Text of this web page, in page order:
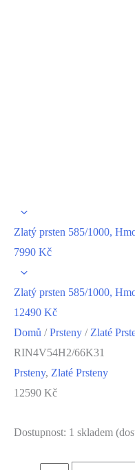
Zlatý prsten 585/1000,
7990 Kč
Zlatý prsten 585/1000,
12490 Kč
Domů /Prsteny / Zlaté
RIN4V54H2/66K31
Prsteny, Zlaté Prsteny
12590 Kč
Dostupnost: 1 skladem